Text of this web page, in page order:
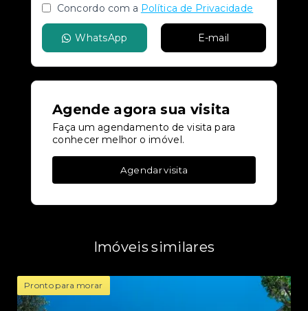
Concordo com a Política de Privacidade
WhatsApp E-mail
Agende agora sua visita
Faça um agendamento de visita para
conhecer melhor o imóvel.
Agendar visita
Imóveis similares
Pronto para morar